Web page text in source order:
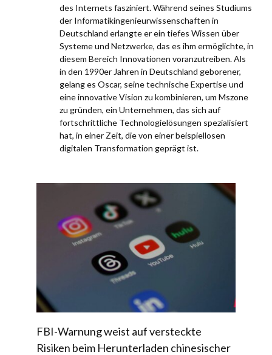
des Internets fasziniert. Während seines Studiums
der Informatikingenieurwissenschaften in
Deutschland erlangte er ein tiefes Wissen über
Systeme und Netzwerke, das es ihm ermöglichte, in
diesem Bereich Innovationen voranzutreiben. Als
in den 1990er Jahren in Deutschland geborener,
gelang es Oscar, seine technische Expertise und
eine innovative Vision zu kombinieren, um Mszone
zu gründen, ein Unternehmen, das sich auf
fortschrittliche Technologielösungen spezialisiert
hat, in einer Zeit, die von einer beispiellosen
digitalen Transformation geprägt ist.
FBI-Warnung weist auf versteckte
Risiken beim Herunterladen chinesischer